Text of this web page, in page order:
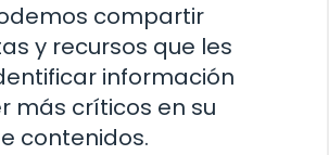
compartir
y recursos que les
información
más críticos en su
contenidos.